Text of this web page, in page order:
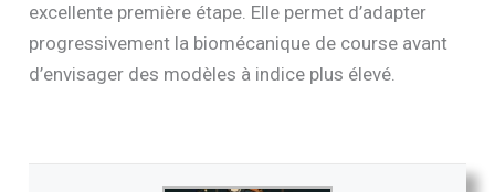
excellente première étape. Elle permet d’adapter
progressivement la biomécanique de course avant
d’envisager des modèles à indice plus élevé.